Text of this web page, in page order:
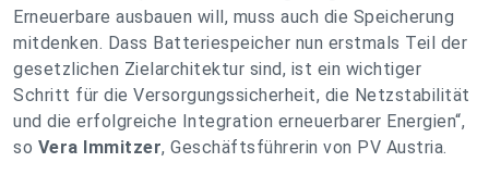
Erneuerbare ausbauen will, muss auch die Speicherung
mitdenken. Dass Batteriespeicher nun erstmals Teil der
gesetzlichen Zielarchitektur sind, ist ein wichtiger
Schritt für die Versorgungssicherheit, die Netzstabilität
und die erfolgreiche Integration erneuerbarer Energien“,
so Vera Immitzer, Geschäftsführerin von PV Austria.